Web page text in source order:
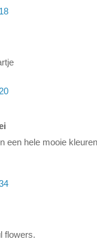
een hele mooie
flowers.